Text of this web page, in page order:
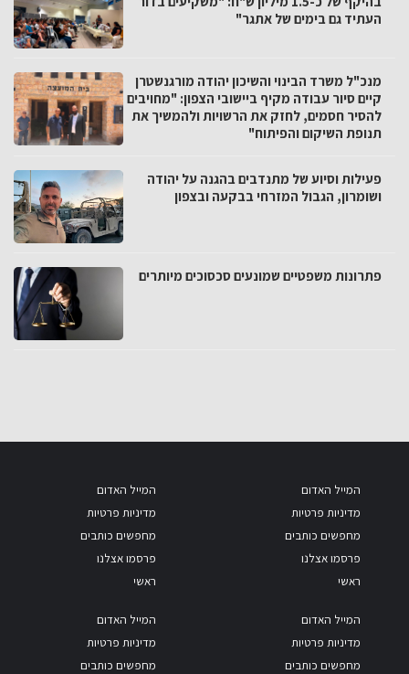
העתיד גם בימים של אתגר"
מנכ"ל משרד הבינוי והשיכון יהודה מורגנשטרן
קיים סיור עבודה מקיף ביישובי הצפון: "מחויבים
להסיר חסמים, לחזק את הרשויות ולהמשיך את
תנופת השיקום והפיתוח"
פעילות וסיוע של מתנדבים בהגנה על יהודה
ושומרון, הגבול המזרחי בבקעה ובצפון
פתרונות משפטיים שמונעים סכסוכים מיותרים
המייל האדום
מדיניות פרטיות
מחפשים כותבים
פרסמו אצלנו
ראשי
המייל האדום
מדיניות פרטיות
מחפשים כותבים
פרסמו אצלנו
ראשי
המייל האדום
מדיניות פרטיות
מחפשים כותבים
המייל האדום
מדיניות פרטיות
מחפשים כותבים